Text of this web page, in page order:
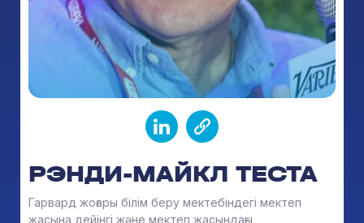
РЭНДИ-МАЙКЛ ТЕСТА
Гарвард жоғары білім беру мектебіндегі мектеп
жасына дейінгі және мектеп жасындағы